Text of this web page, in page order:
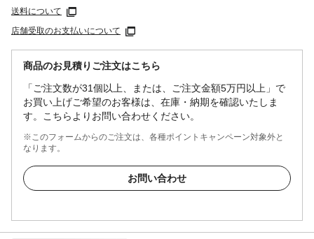
送料について
店舗受取のお支払いについて
商品のお見積りご注文はこちら
「ご注文数が31個以上、または、ご注文金額5万円以上」で
お買い上げご希望のお客様は、在庫・納期を確認いたしま
す。こちらよりお問い合わせください。
※このフォームからのご注文は、各種ポイントキャンペーン対象外と
なります。
お問い合わせ